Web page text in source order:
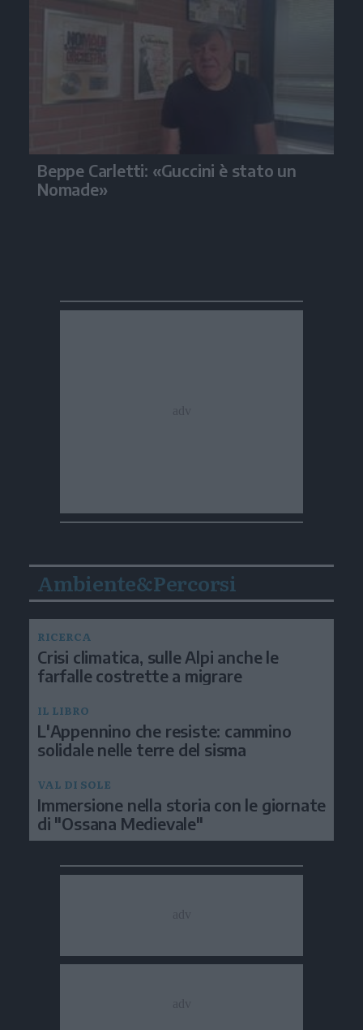
Beppe Carletti: «Guccini è stato un
Nomade»
Ambiente&Percorsi
RICERCA
Crisi climatica, sulle Alpi anche le
farfalle costrette a migrare
IL LIBRO
L'Appennino che resiste: cammino
solidale nelle terre del sisma
VAL DI SOLE
Immersione nella storia con le giornate
di "Ossana Medievale"